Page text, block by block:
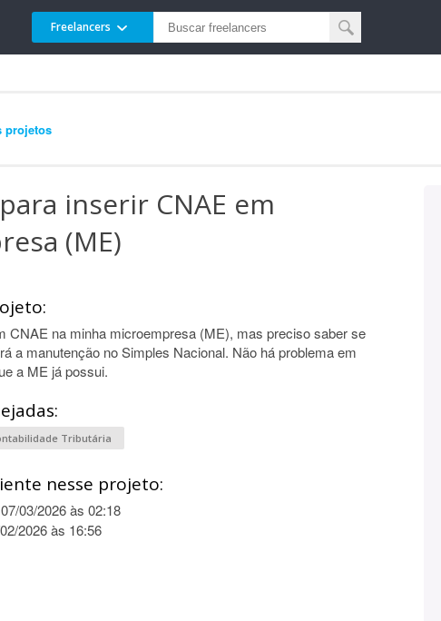
Freelancers
projetos
inserir CNAE em
(ME)
CNAE na minha microempresa (ME), mas preciso saber se
a manutenção no Simples Nacional. Não há problema em
a ME já possui.
Tributária
nesse projeto:
07/03/2026 às 02:18
2026 às 16:56